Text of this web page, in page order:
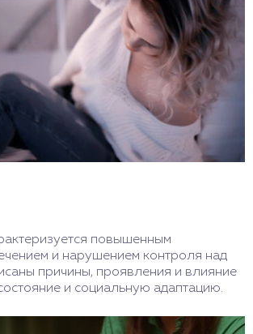
повышенным
и нарушением контроля над
причины, проявления и влияние
и социальную адаптацию.